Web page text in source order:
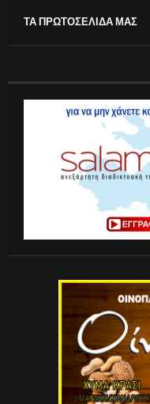
ΤΑ ΠΡΩΤΟΣΕΛΙΔΑ ΜΑΣ